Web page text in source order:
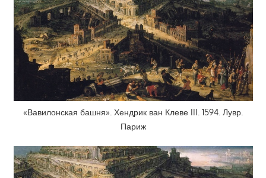
«Вавилонская башня». Хендрик ван Клеве III. 1594. Лувр.
Париж